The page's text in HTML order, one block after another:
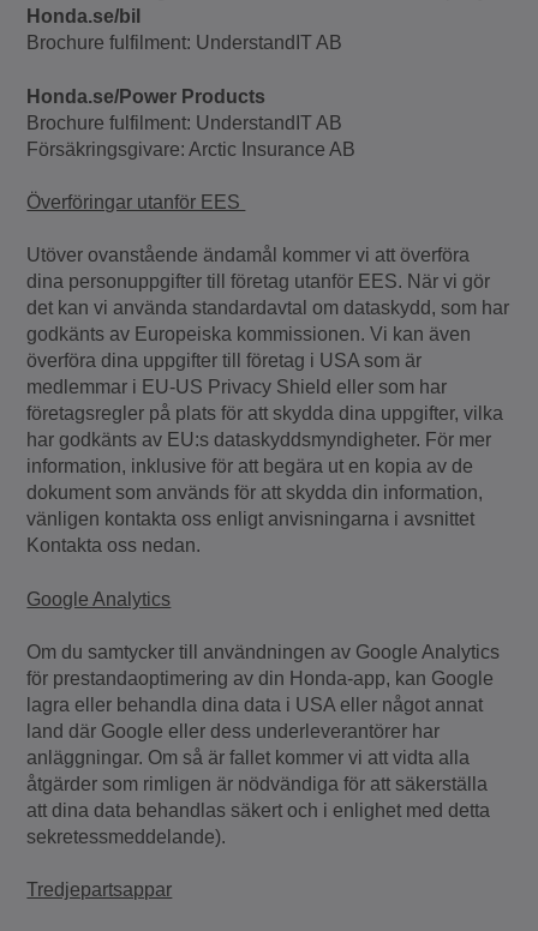
Honda.se/bil
Brochure fulfilment: UnderstandIT AB
Honda.se/Power Products
Brochure fulfilment: UnderstandIT AB
Försäkringsgivare: Arctic Insurance AB
Överföringar utanför EES
Utöver ovanstående ändamål kommer vi att överföra
dina personuppgifter till företag utanför EES. När vi gör
det kan vi använda standardavtal om dataskydd, som har
godkänts av Europeiska kommissionen. Vi kan även
överföra dina uppgifter till företag i USA som är
medlemmar i EU-US Privacy Shield eller som har
företagsregler på plats för att skydda dina uppgifter, vilka
har godkänts av EU:s dataskyddsmyndigheter. För mer
information, inklusive för att begära ut en kopia av de
dokument som används för att skydda din information,
vänligen kontakta oss enligt anvisningarna i avsnittet
Kontakta oss nedan.
Google Analytics
Om du samtycker till användningen av Google Analytics
för prestandaoptimering av din Honda-app, kan Google
lagra eller behandla dina data i USA eller något annat
land där Google eller dess underleverantörer har
anläggningar. Om så är fallet kommer vi att vidta alla
åtgärder som rimligen är nödvändiga för att säkerställa
att dina data behandlas säkert och i enlighet med detta
sekretessmeddelande).
Tredjepartsappar